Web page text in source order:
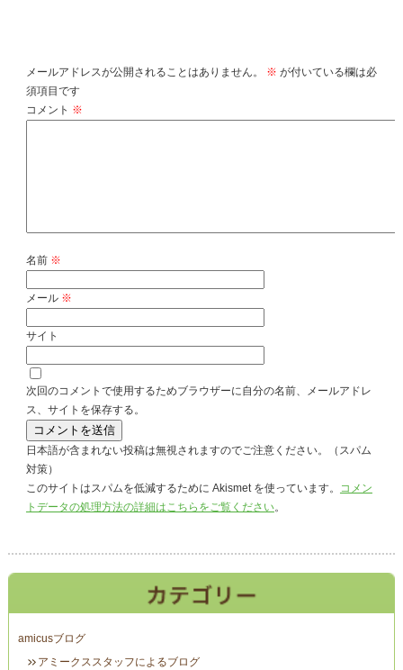
メールアドレスが公開されることはありません。 ※ が付いている欄は必
須項目です
コメント ※
名前 ※
メール ※
サイト
次回のコメントで使用するためブラウザーに自分の名前、メールアドレ
ス、サイトを保存する。
日本語が含まれない投稿は無視されますのでご注意ください。（スパム
対策）
このサイトはスパムを低減するために Akismet を使っています。 コメン
トデータの処理方法の詳細はこちらをご覧ください。
amicusブログ
アミークススタッフによるブログ